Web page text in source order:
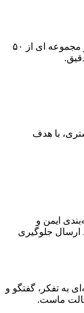
امکان جستجو و یافتن سریع کتاب مورد نظر در مجموعه ای از ۵۰
با هدف
ایمن و
ارسال جلوگیری
به تفکر، گفتگو و
ماست.